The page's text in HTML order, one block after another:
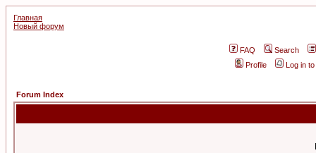
Главная
Новый форум
FAQ
Search
Profile
Log in
Forum Index